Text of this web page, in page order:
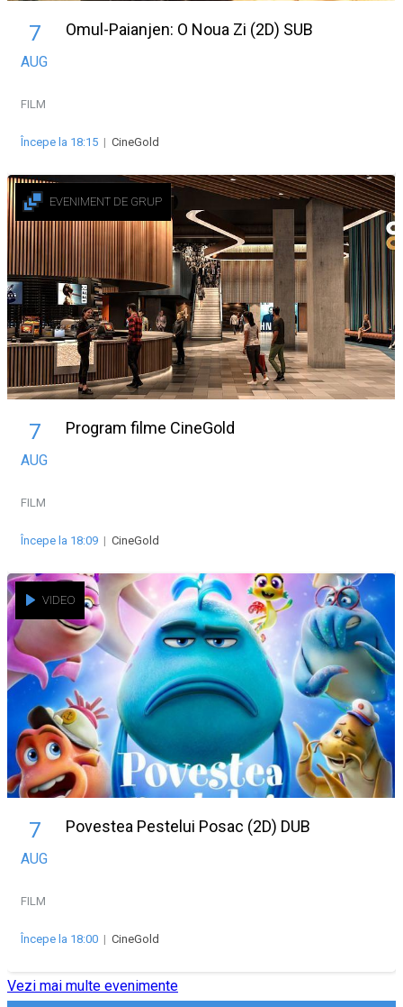
7
AUG
Omul-Paianjen: O Noua Zi (2D) SUB
FILM
Începe la 18:15 | CineGold
EVENIMENT DE GRUP
7
AUG
Program filme CineGold
FILM
Începe la 18:09 | CineGold
VIDEO
7
AUG
Povestea Pestelui Posac (2D) DUB
FILM
Începe la 18:00 | CineGold
Vezi mai multe evenimente